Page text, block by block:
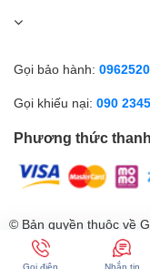
Gọi bảo hành:
Gọi khiếu nại: 090
Phương thức
© Bản quyền thuộc về
Gọi điện Nhắn tin